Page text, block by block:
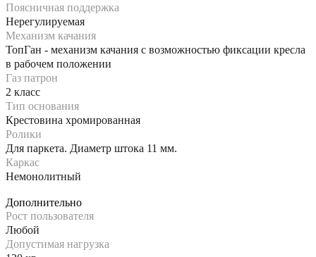
Поясничная поддержка
Нерегулируемая
Механизм качания
ТопГан - механизм качания с возможностью фиксации кресла
в рабочем положении
Газ патрон
2 класс
Тип основания
Крестовина хромированная
Ролики
Для паркета. Диаметр штока 11 мм.
Каркас
Немонолитный
Дополнительно
Рост пользователя
Любой
Допустимая нагрузка